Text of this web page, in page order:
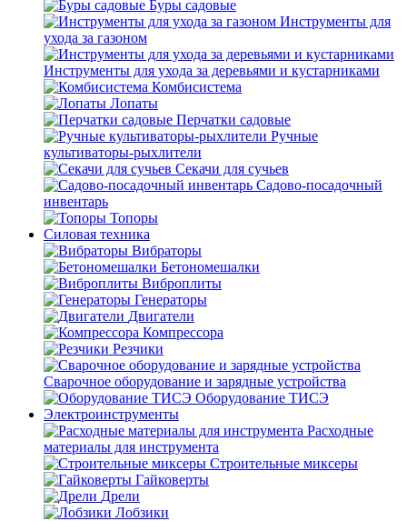
Буры садовые
Инструменты для
ухода за газоном
Инструменты для ухода за деревьями и кустарниками
Комбисистема
Лопаты
Перчатки садовые
Ручные
культиваторы-рыхлители
Секачи для сучьев
Садово-посадочный
инвентарь
Топоры
Силовая техника
Вибраторы
Бетономешалки
Виброплиты
Генераторы
Двигатели
Компрессора
Резчики
Сварочное оборудование и зарядные устройства
Оборудование ТИСЭ
Электроинструменты
Расходные
материалы для инструмента
Строительные миксеры
Гайковерты
Дрели
Лобзики